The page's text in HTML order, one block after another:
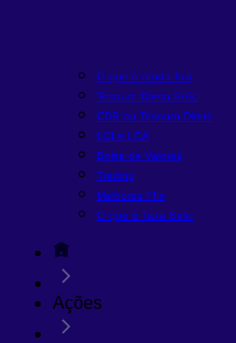
O que é renda fixa
Tesouro Direto Selic
CDB ou Tesouro Direto
LCI e LCA
Bolsa de Valores
Trading
Melhores FIIs
O que é Taxa Selic
Ações